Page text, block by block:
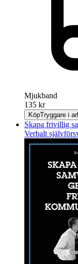
Mjukband
135 kr
KöpTryggare i
Skapa frivillig
Verbalt